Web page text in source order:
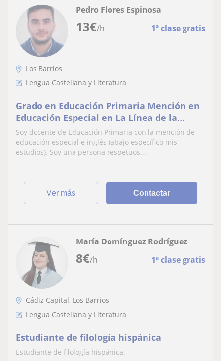
13€/h 1ª clase gratis
Pedro Flores Espinosa
Los Barrios
Lengua Castellana y Literatura
Grado en Educación Primaria Mención en
Educación Especial en La Línea de la
Concepción (Cádiz
Soy docente de Educación Primaria con la mención de
educación especial e inglés (abajo específico mis
estudios). Soy una persona respetuos...
ver más Contactar
8€/h 1ª clase gratis
María Domínguez Rodríguez
Cádiz Capital, Los Barrios
Lengua Castellana y Literatura
Estudiante de filología hispánica
Estudiante de filología hispánica.